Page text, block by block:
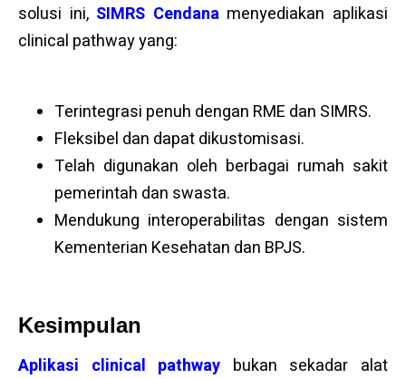
solusi ini, SIMRS Cendanamenyediakan aplikasi
clinical pathway yang:
Terintegrasi penuh dengan RME dan SIMRS.
Fleksibel dan dapat dikustomisasi.
Telah digunakan oleh berbagai rumah sakit
pemerintah dan swasta.
Mendukung interoperabilitas dengan sistem
Kementerian Kesehatan dan BPJS.
Kesimpulan
Aplikasi clinical pathway bukan sekadar alat